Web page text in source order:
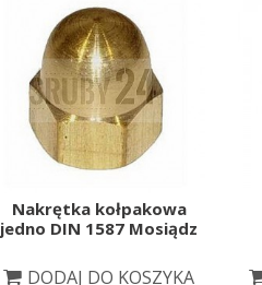
Nakrętka kołpakowa
jedno DIN 1587 Mosiądz
DODAJ DO KOSZYKA